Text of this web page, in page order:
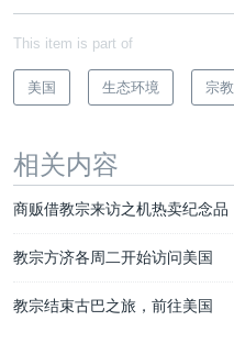
This item is part of
美国 生态环境 宗教
相关内容
商贩借教宗来访之机热卖纪念品
教宗方济各周二开始访问美国
教宗结束古巴之旅，前往美国